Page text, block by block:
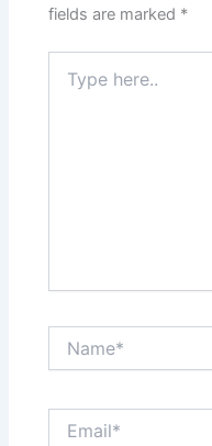
fields are marked *
here..